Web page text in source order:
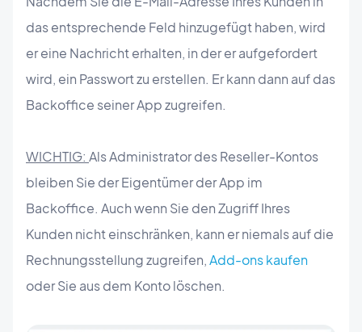
das entsprechende Feld hinzugefügt haben, wird
er eine Nachricht erhalten, in der er aufgefordert
wird, ein Passwort zu erstellen. Er kann dann auf das
Backoffice seiner App zugreifen.
WICHTIG: Als Administrator des Reseller-Kontos
bleiben Sie der Eigentümer der App im
Backoffice. Auch wenn Sie den Zugriff Ihres
Kunden nicht einschränken, kann er niemals auf die
Rechnungsstellung zugreifen,Add-ons kaufen
oder Sie aus dem Konto löschen.